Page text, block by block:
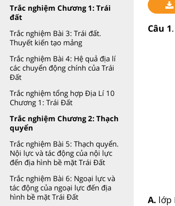
Trắc nghiệm Chương 1: Trái
đất
Trắc nghiệm Bài 3: Trái đất.
Thuyết kiến tạo mảng
Trắc nghiệm Bài 4: Hệ quả địa lí
các chuyển động chính của Trái
Đất
Trắc nghiệm tổng hợp Địa Lí 10
Chương 1: Trái Đất
Trắc nghiệm Chương 2: Thạch
quyển
Trắc nghiệm Bài 5: Thạch quyển.
Nội lực và tác động của nội lực
đến địa hình bề mặt Trái Đất
Trắc nghiệm Bài 6: Ngoại lực và
tác động của ngoại lực đến địa
hình bề mặt Trái Đất
Câu 1
A. lớp